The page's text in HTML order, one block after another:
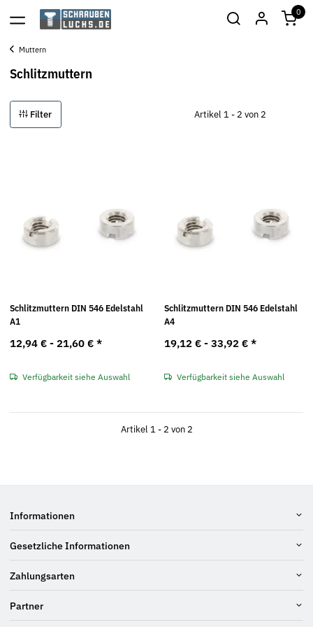
0
Muttern
Schlitzmuttern
Filter Artikel 1 - 2 von 2
Schlitzmuttern DIN 546 Edelstahl
A1
12,94 € - 21,60 € *
Verfügbarkeit siehe Auswahl
Schlitzmuttern DIN 546 Edelstahl
A4
19,12 € - 33,92 € *
Verfügbarkeit siehe Auswahl
Artikel 1 - 2 von 2
Informationen
Gesetzliche Informationen
Zahlungsarten
Partner